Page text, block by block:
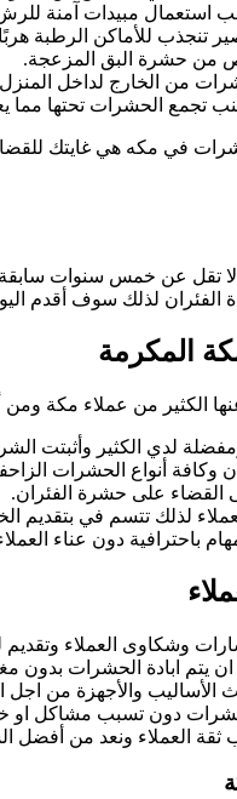
استعمال مبيدات آمنة
تنجذب للأماكن الرطبة
من حشرة البق المزعجة.
من الخارج لداخل
تجمع الحشرات تحتها مما
في مكه هي غايتك
عن خمس سنوات سابقة
لذلك سوف أقدم
المكرمة
من عملاء مكة ومن
لدي الكثير وأثبتت
أنواع الحشرات
القضاء على حشرة الفئران.
لذلك تتسم في بتقديم
باحترافية دون عناء
وشكاوى العملاء
ابادة الحشرات بدون
الأساليب والأجهزة من
دون تسبب مشاكل او
العملاء ونعد من أفضل